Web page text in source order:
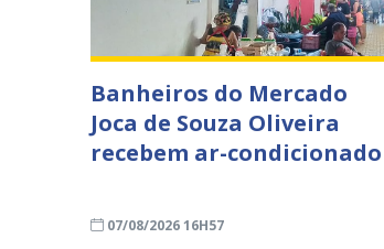
Banheiros do Mercado
Joca de Souza Oliveira
recebem ar-condicionado
07/08/2026 16H57